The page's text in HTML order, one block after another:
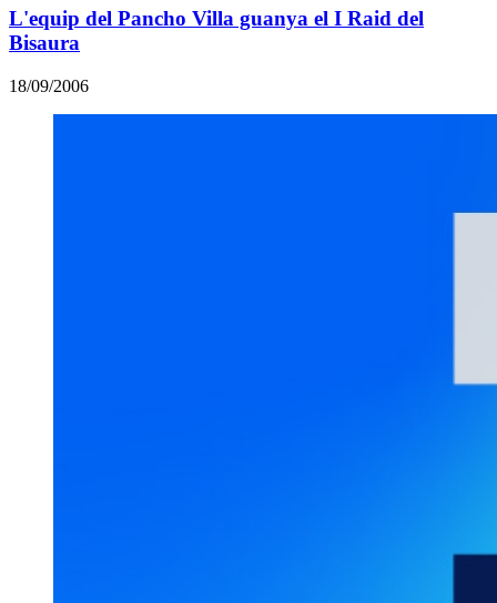
L'equip del Pancho Villa guanya el I Raid del
Bisaura
18/09/2006